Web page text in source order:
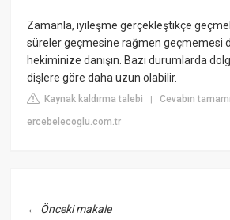
Zamanla, iyileşme gerçekleştikçe
süreler geçmesine rağmen geçmemesi
hekiminize danışın. Bazı durumlarda
dişlere göre daha uzun olabilir.
Kaynak kaldırma talebi |Cevabın
ercebelecoglu.com.tr
← Önceki makale